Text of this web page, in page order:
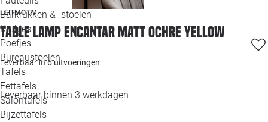
Barkrukken & -stoelen
Krukjes
Poefjes
Bureaustoelen
Tafels
Eettafels
Salontafels
Bijzettafels
LEITMOTIV
Table lamp Encantar matt ochre yellow
Leverbaar in6 uitvoeringen
Leverbaar binnen 3 werkdagen